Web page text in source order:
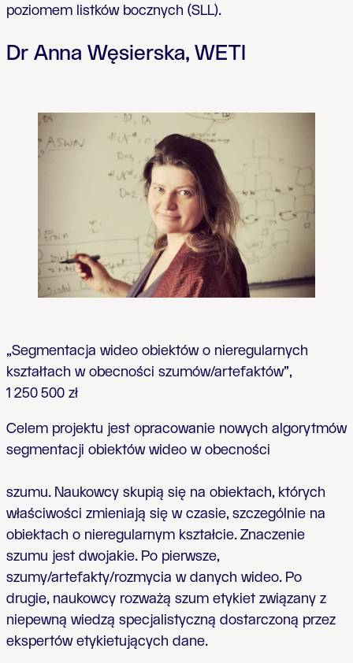
poziomem listków bocznych (SLL).
Dr Anna Węsierska, WETI
„Segmentacja wideo obiektów o nieregularnych
kształtach w obecności szumów/artefaktów”,
1 250 500 zł
Celem projektu jest opracowanie nowych algorytmów
segmentacji obiektów wideo w obecności
szumu. Naukowcy skupią się na obiektach, których
właściwości zmieniają się w czasie, szczególnie na
obiektach o nieregularnym kształcie. Znaczenie
szumu jest dwojakie. Po pierwsze,
szumy/artefakty/rozmycia w danych wideo. Po
drugie, naukowcy rozważą szum etykiet związany z
niepewną wiedzą specjalistyczną dostarczoną przez
ekspertów etykietujących dane.